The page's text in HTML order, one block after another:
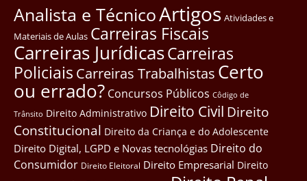
Analista e TécnicoArtigos Atividades e
Materiais de Aulas Carreiras Fiscais
Carreiras JurídicasCarreiras
Policiais Carreiras Trabalhistas Certo
ou errado? Concursos Públicos Côdigo de
Trânsito Direito Administrativo Direito Civil Direito
Constitucional Direito da Criança e do Adolescente
Direito Digital, LGPD e Novas tecnológias Direito do
Consumidor Direito Eleitoral Direito Empresarial Direito